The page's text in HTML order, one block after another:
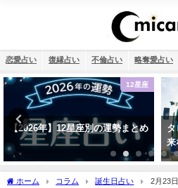
恋愛占い 復縁占い 不倫占い 略奪愛占い
恋愛
タロット占い・彼氏からの連絡が
来ない理由は？待つほうがいい？
タ
す
ホーム コラム 誕生日占い
2月23